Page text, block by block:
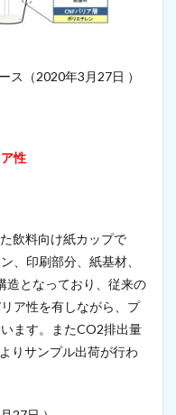
（2020年3月27日 ）
性
飲料向け紙カップで
、印刷部分、紙基材、
造となっており、従来の
ア性を有しながら、プ
ます。またCO2排出量
りサンプル出荷が行わ